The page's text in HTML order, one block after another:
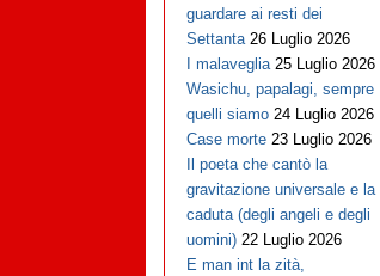
guardare ai resti dei
Settanta 26 Luglio 2026
I malaveglia 25 Luglio 2026
Wasichu, papalagi, sempre
quelli siamo 24 Luglio 2026
Case morte 23 Luglio 2026
Il poeta che cantò la
gravitazione universale e la
caduta (degli angeli e degli
uomini) 22 Luglio 2026
E man int la zità,